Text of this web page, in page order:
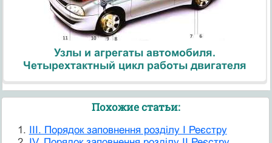
Узлы и агрегаты автомобиля.
Четырехтактный цикл работы двигателя
Похожие статьи:
III. Порядок заповнення розділу I Реєстру